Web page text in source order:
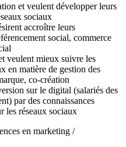
et veulent développer leurs
sociaux
accroître leurs
social, commerce
veulent mieux suivre les
en matière de gestion des
co-création
sur le digital (salariés des
par des connaissances
les réseaux sociaux
en marketing /